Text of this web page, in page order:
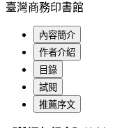
臺灣商務印書館
內容簡介
作者介紹
目錄
試閱
推薦序文